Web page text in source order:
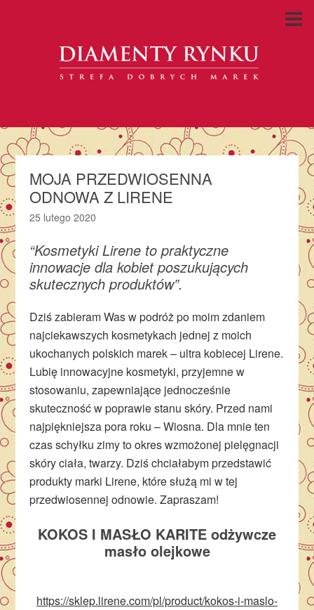
MOJA PRZEDWIOSENNA
ODNOWA Z LIRENE
25 lutego 2020
“Kosmetyki Lirene to praktyczne
innowacje dla kobiet poszukujących
skutecznych produktów”.
Dziś zabieram Was w podróż po moim zdaniem
najciekawszych kosmetykach jednej z moich
ukochanych polskich marek – ultra kobiecej Lirene.
Lubię innowacyjne kosmetyki, przyjemne w
stosowaniu, zapewniające jednocześnie
skuteczność w poprawie stanu skóry. Przed nami
najpiękniejsza pora roku – Wiosna. Dla mnie ten
czas schyłku zimy to okres wzmożonej pielęgnacji
skóry ciała, twarzy. Dziś chciałabym przedstawić
produkty marki Lirene, które służą mi w tej
przedwiosennej odnowie. Zapraszam!
KOKOS I MASŁO KARITE odżywcze
masło olejkowe
https://sklep.lirene.com/pl/product/kokos-i-maslo-